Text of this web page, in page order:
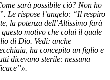
sarà possibile ciò? Non ho
Le rispose l’angelo: “Il respiro
la potenza dell’Altissimo farà
motivo che colui il quale
di Dio. Vedi: anche
ha concepito un figlio e
dicevano sterile: nessuna